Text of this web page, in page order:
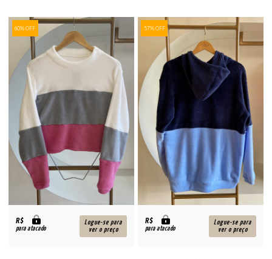
60% OFF
R$
para atacado
Logue-se para
ver o preço
57% OFF
R$
para atacado
Logue-se para
ver o preço